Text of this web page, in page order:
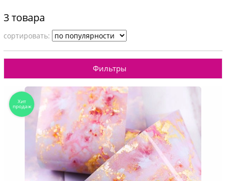
3 товара
cортировать:
Фильтры